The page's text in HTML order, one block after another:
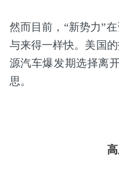
然而目前，“新势力”
与来得一样快。美国
源汽车爆发期选择离
思。